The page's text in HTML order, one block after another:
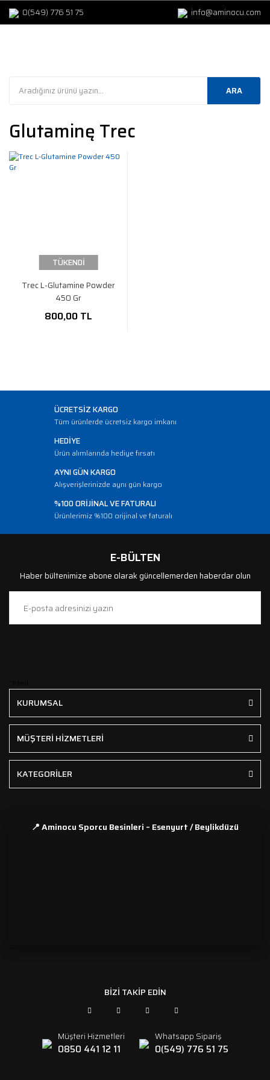
0(549) 776 51 75 info@aminocu.com
ARA
Glutaminę Trec
TÜKENDİ
Trec L-Glutamine Powder
450 Gr
800,00 TL
ÜCRETSİZ KARGO
Tüm ürünlerde ücretsiz kargo imkanı
HEDİYE
Ürün alımlarında hediye fırsatı
AYNI GÜN KARGO
Alışverişlerinizde aynı gün kargo
%100 ORİJİNAL VE FATURALI
Ürünlerimiz %100 orijinal ve faturalı
E-BÜLTEN
Haber bültenimize abone olarak güncellemerden haberdar olun
KURUMSAL
MÜŞTERİ HİZMETLERİ
KATEGORİLER
📍 Aminocu Sporcu Besinleri – Esenyurt / Beylikdüzü
BİZİ TAKİP EDİN
Müşteri Hizmetleri
0850 441 12 11
Whatsapp Sipariş
0(549) 776 51 75